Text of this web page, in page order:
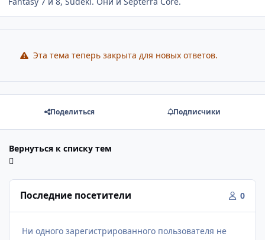
Эта тема теперь закрыта для новых ответов.
Поделиться Подписчики
Вернуться к списку тем
Последние посетители 0
Ни одного зарегистрированного пользователя не